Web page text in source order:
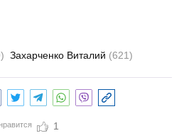
Захарченко Виталий (621)
1